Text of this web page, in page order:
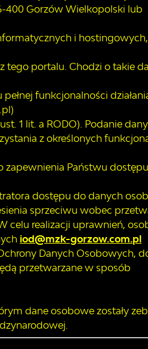
400 Gorzów Wielkopolski lub
i
tego portalu. Chodzi o takie
funkcjonalności
1 lit. a RODO). Podanie
z określonych
Państwu
dostępu do danych
sprzeciwu wobec
realizacji uprawnień,
iod@mzk-gorzow.com.pl
Danych Osobowych,
przetwarzane w sposób
dane osobowe zostały